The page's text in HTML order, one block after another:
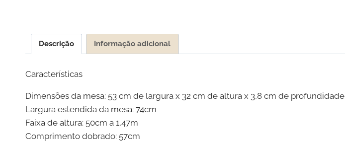
Descrição Informação adicional
Características
Dimensões da mesa: 53 cm de largura x 32 cm de altura x 3,8 cm de profundidade
Largura estendida da mesa: 74cm
Faixa de altura: 50cm a 1,47m
Comprimento dobrado: 57cm